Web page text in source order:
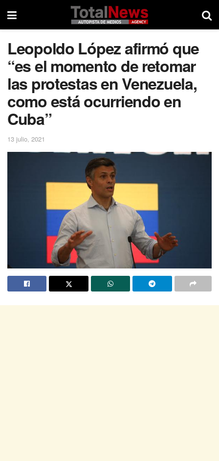
Leopoldo López afirmó que
“es el momento de retomar
las protestas en Venezuela,
como está ocurriendo en
Cuba”
13 julio, 2021